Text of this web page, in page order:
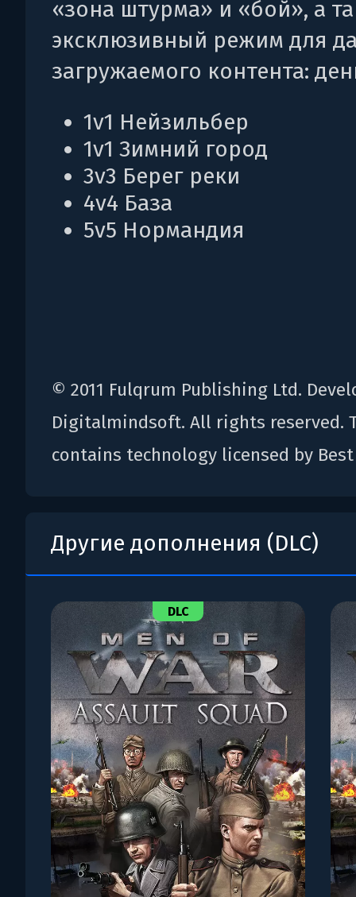
«зона штурма» и «бой», а
эксклюзивный режим для
загружаемого контента:
1v1 Нейзильбер
1v1 Зимний город
3v3 Берег реки
4v4 База
5v5 Нормандия
© 2011 Fulqrum Publishing Ltd.
Digitalmindsoft. All rights reserved.
contains technology licensed by Best
Другие дополнения (DLC)
DLC